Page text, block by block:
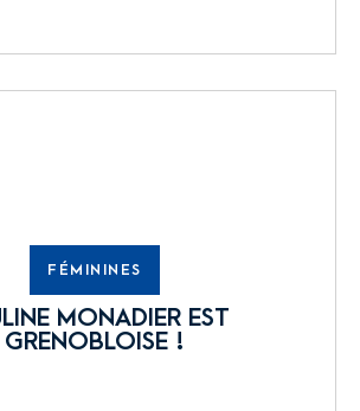
FÉMININES
MONADIER EST
GRENOBLOISE !